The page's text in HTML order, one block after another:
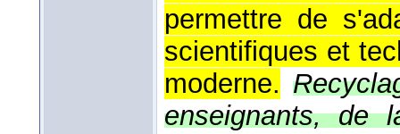
permettre de
scientifiques et
moderne.
enseignants, de